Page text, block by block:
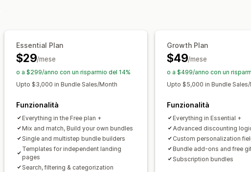
Abbonamenti
Essential Plan
$29/mese
o a $299/anno con un risparmio del 14%
Upto $3,000 in Bundle Sales/Month
Funzionalità
Everything in the Free plan +
Mix and match, Build your own bundles
Single and multistep bundle builders
Templates for independent landing
pages
Search, filtering & categorization
Growth Plan
$49/mese
o a $499/anno con un
Upto $5,000 in Bundle
Funzionalità
Everything in Essential +
Advanced discounting
Custom personalization
Bundle add-ons and free
Subscription bundles